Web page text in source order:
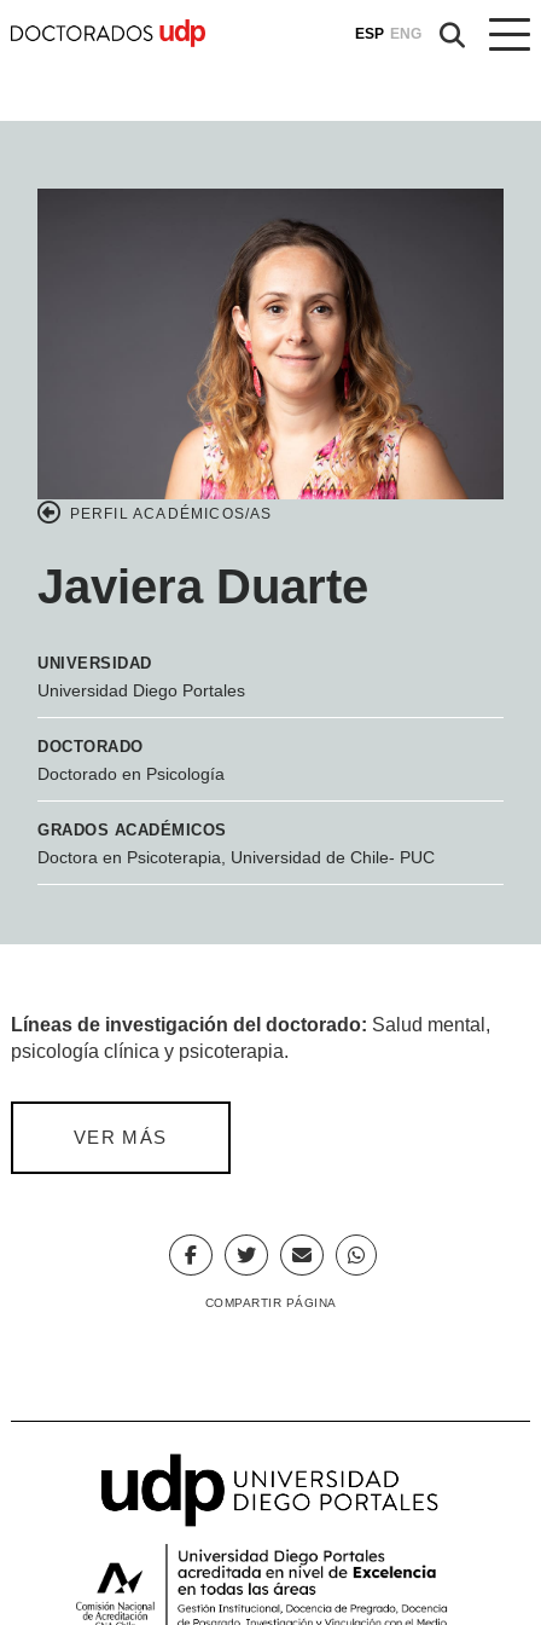
ESP ENG
PERFIL ACADÉMICOS/AS
Javiera Duarte
UNIVERSIDAD
Universidad Diego Portales
DOCTORADO
Doctorado en Psicología
GRADOS ACADÉMICOS
Doctora en Psicoterapia, Universidad de Chile- PUC
Líneas de investigación del doctorado: Salud mental,
psicología clínica y psicoterapia.
VER MÁS
COMPARTIR PÁGINA